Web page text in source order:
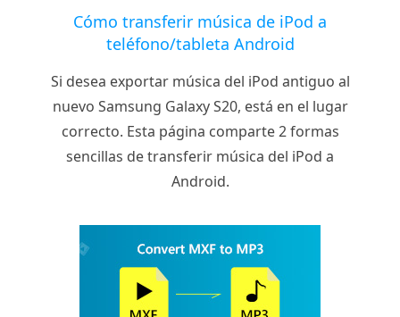
Cómo transferir música de iPod a
teléfono/tableta Android
Si desea exportar música del iPod antiguo al
nuevo Samsung Galaxy S20, está en el lugar
correcto. Esta página comparte 2 formas
sencillas de transferir música del iPod a
Android.